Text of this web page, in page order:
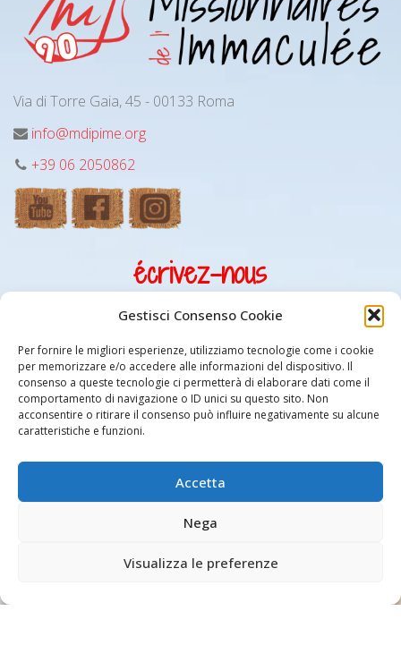
Gestisci Consenso Cookie
Per fornire le migliori esperienze, utilizziamo tecnologie come i cookie
per memorizzare e/o accedere alle informazioni del dispositivo. Il
consenso a queste tecnologie ci permetterà di elaborare dati come il
comportamento di navigazione o ID unici su questo sito. Non
acconsentire o ritirare il consenso può influire negativamente su alcune
caratteristiche e funzioni.
Accetta
Nega
Visualizza le preferenze
Via di Torre Gaia, 45 - 00133 Roma
info@mdipime.org
+39 06 2050862
écrivez-nous
J’accepte le traitement des données dans le respect des
règles établies par la Législation sur la Privacy et come
des données personnellesdont j’ai pris acte.
(il est
important de sélectionner la case afin d’envoyer la demande)